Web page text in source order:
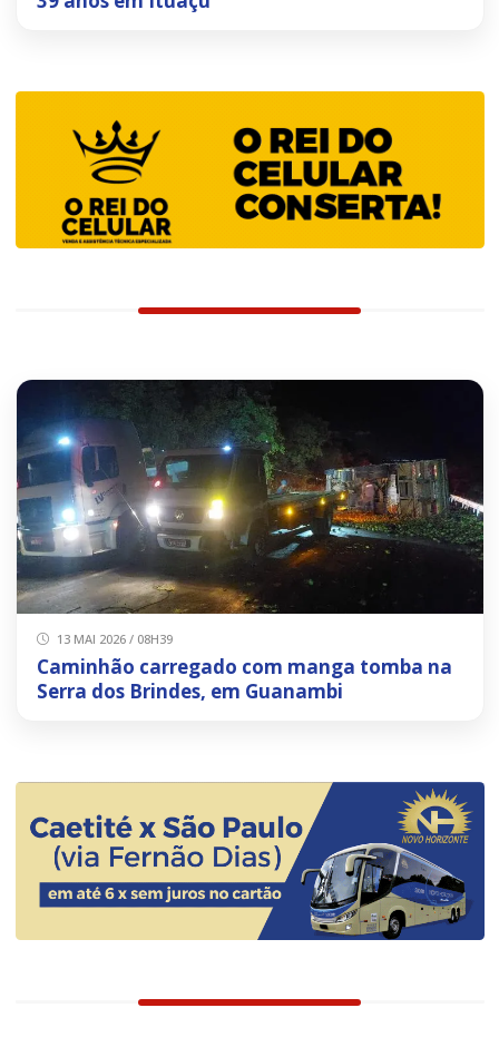
13 MAI 2026 / 08H39
Caminhão carregado com manga tomba na
Serra dos Brindes, em Guanambi